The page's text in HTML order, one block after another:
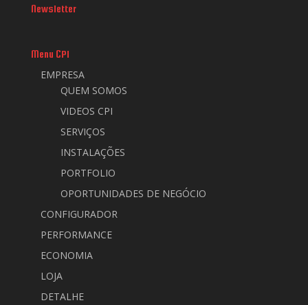
Newsletter
Menu CPI
EMPRESA
QUEM SOMOS
VIDEOS CPI
SERVIÇOS
INSTALAÇÕES
PORTFOLIO
OPORTUNIDADES DE NEGÓCIO
CONFIGURADOR
PERFORMANCE
ECONOMIA
LOJA
DETALHE